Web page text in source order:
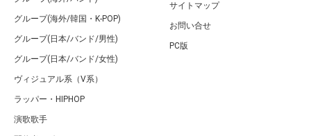
グループ(海外/韓国・K-POP)
グループ(日本/バンド/男性)
グループ(日本/バンド/女性)
ヴィジュアル系（V系）
ラッパー・HIPHOP
演歌歌手
サイトマップ
お問い合せ
PC版